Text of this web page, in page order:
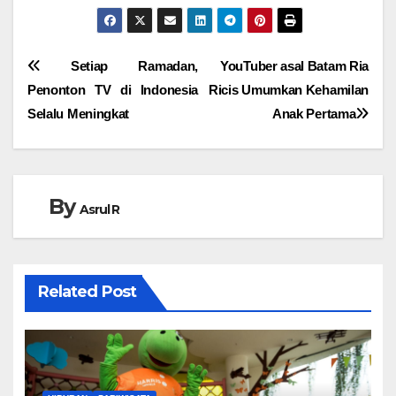
Navigasi
pos
YouTuber asal Batam Ria
Ricis Umumkan Kehamilan
Anak Pertama
Setiap Ramadan,
Penonton TV di Indonesia
Selalu Meningkat
ByAsrul R
Related Post